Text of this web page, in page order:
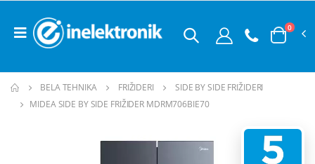
0
BELA TEHNIKA FRIŽIDERI
SIDE BY SIDE FRIŽIDERI
MIDEA SIDE BY SIDE FRIŽIDER MDRM706BIE70